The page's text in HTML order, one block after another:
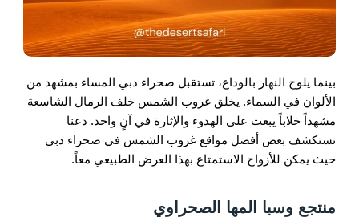
بينما يلوح النهار بالوداع، تستقبل صحراء دبي المساء بمشهد من
الألوان في السماء. يخلق غروب الشمس خلف الرمال الشاسعة
مشهداً خلاباً يبعث على الهدوء والإثارة في آنٍ واحد. دعنا
نستكشف بعض أفضل مواقع غروب الشمس في صحراء دبي
حيث يمكن للأزواج الاستمتاع بهذا العرض الطبيعي معاً.
منتجع وسبا المها الصحراوي